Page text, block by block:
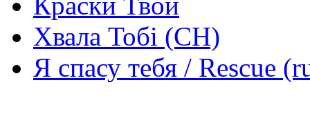
Хвала Тобі (СН)
Я спасу тебя / Rescue